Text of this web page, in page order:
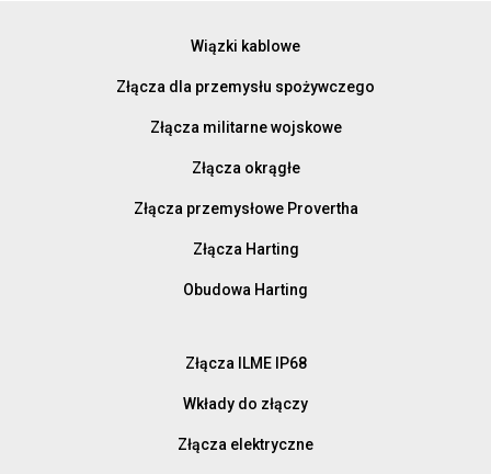
Wiązki kablowe
Złącza dla przemysłu spożywczego
Złącza militarne wojskowe
Złącza okrągłe
Złącza przemysłowe Provertha
Złącza Harting
Obudowa Harting
Złącza ILME IP68
Wkłady do złączy
Złącza elektryczne